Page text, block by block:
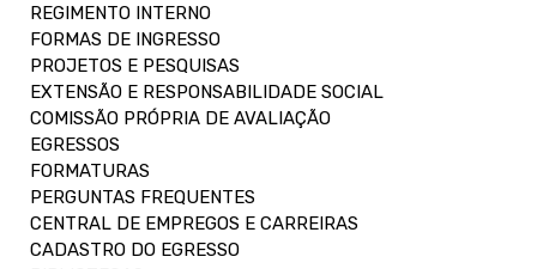
REGIMENTO INTERNO
FORMAS DE INGRESSO
PROJETOS E PESQUISAS
EXTENSÃO E RESPONSABILIDADE SOCIAL
COMISSÃO PRÓPRIA DE AVALIAÇÃO
EGRESSOS
FORMATURAS
PERGUNTAS FREQUENTES
CENTRAL DE EMPREGOS E CARREIRAS
CADASTRO DO EGRESSO